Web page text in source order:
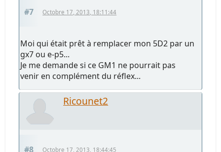
#7 Octobre 17, 2013, 18:11:44
Moi qui était prêt à remplacer mon 5D2 par un
gx7 ou e-p5...
Je me demande si ce GM1 ne pourrait pas
venir en complément du réflex...
Ricounet2
#8 Octobre 17, 2013, 18:44:45